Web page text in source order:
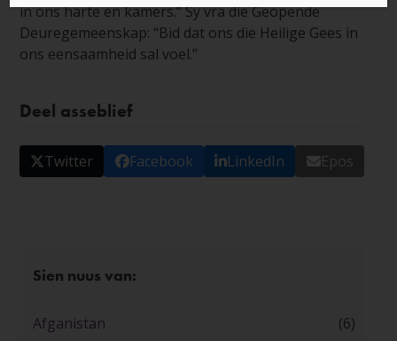
in ons harte en kamers.” Sy vra die Geopende
Deuregemeenskap: “Bid dat ons die Heilige Gees in
ons eensaamheid sal voel.”
Deel asseblief
Twitter Facebook LinkedIn Epos
Sien nuus van:
Afganistan (6)